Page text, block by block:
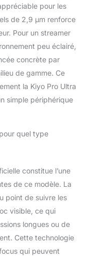
: Créez votre
à la volée à
ou
même
des
Live
le Razer
les
votre
une qualité
à un
de la
Une qualité
portrait :
objectif
pour les
de 2,9 μm renforce
Pour un streamer
peu éclairé,
concrète par
de gamme. Ce
la Kiyo Pro Ultra
simple périphérique
quel type
constitue l’une
de ce modèle. La
point de suivre les
visible, ce qui
longues ou de
Cette technologie
qui peuvent